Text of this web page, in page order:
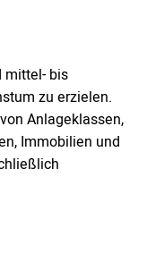
mittel- bis
zu erzielen.
Anlageklassen,
Immobilien und